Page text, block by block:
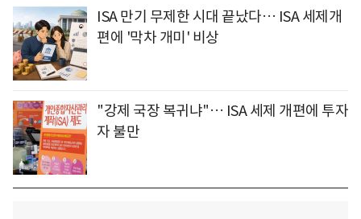
ISA 만기 무제한 시대 끝났다… ISA 세제개
편에 '막차 개미' 비상
"강제 국장 복귀냐"… ISA 세제 개편에 투자
자 불만